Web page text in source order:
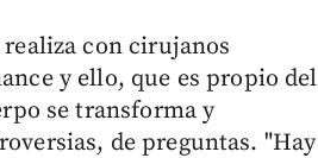
realiza con cirujanos
y ello, que es propio del
se transforma y
de preguntas. "Hay